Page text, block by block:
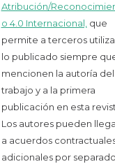
Atribución/
o 4.0 Internacional,que
permite a terceros
lo publicado siempre
mencionen la autoría del
trabajo y a la primera
publicación en esta
Los autores pueden
a acuerdos
adicionales por